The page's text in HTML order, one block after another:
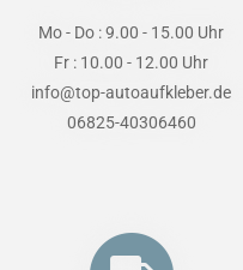
Mo - Do : 9.00 - 15.00 Uhr
Fr : 10.00 - 12.00 Uhr
info@top-autoaufkleber.de
06825-40306460